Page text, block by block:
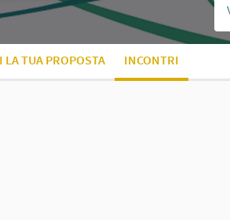
LA TUA PROPOSTA INCONTRI